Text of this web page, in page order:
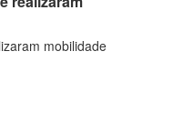
mobilidade